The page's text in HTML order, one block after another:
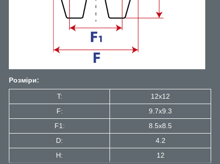
Розміри:
T:
12x12
F:
9.7x9.3
F1:
8.5x8.5
D:
4.2
H:
12